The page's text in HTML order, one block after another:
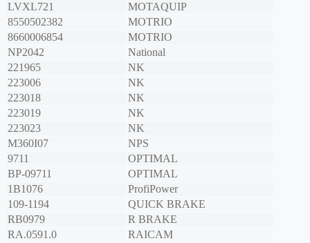
LVXL721
MOTAQUIP
8550502382
MOTRIO
8660006854
MOTRIO
NP2042
National
221965
NK
223006
NK
223018
NK
223019
NK
223023
NK
M360I07
NPS
9711
OPTIMAL
BP-09711
OPTIMAL
1B1076
ProfiPower
109-1194
QUICK BRAKE
RB0979
R BRAKE
RA.0591.0
RAICAM